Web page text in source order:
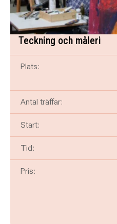
Teckning och måleri
Plats:
Antal träffar:
Start:
Tid:
Pris: